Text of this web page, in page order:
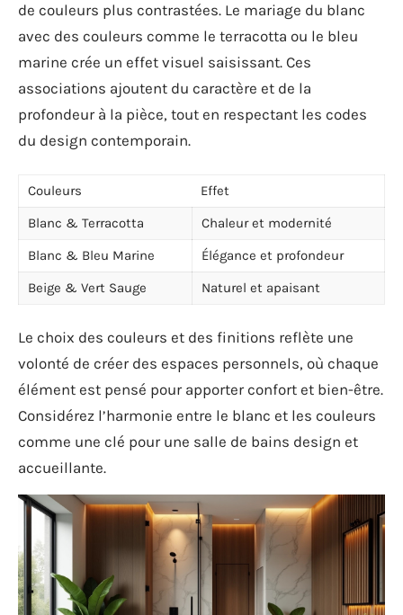
de couleurs plus contrastées. Le mariage du blanc
avec des couleurs comme le terracotta ou le bleu
marine crée un effet visuel saisissant. Ces
associations ajoutent du caractère et de la
profondeur à la pièce, tout en respectant les codes
du design contemporain.
Couleurs
Effet
Blanc & Terracotta
Chaleur et modernité
Blanc & Bleu Marine
Élégance et profondeur
Beige & Vert Sauge
Naturel et apaisant
Le choix des couleurs et des finitions reflète une
volonté de créer des espaces personnels, où chaque
élément est pensé pour apporter confort et bien-être.
Considérez l’harmonie entre le blanc et les couleurs
comme une clé pour une salle de bains design et
accueillante.